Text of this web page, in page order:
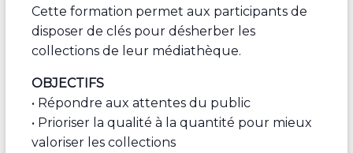
Cette formation permet aux participants de
disposer de clés pour désherber les
collections de leur médiathèque.
OBJECTIFS
• Répondre aux attentes du public
• Prioriser la qualité à la quantité pour mieux
valoriser les collections